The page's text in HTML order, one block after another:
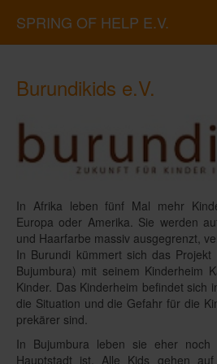
SPRING OF HELP E.V.
Burundikids e.V.
In Afrika leben fünf Mal mehr
Europa oder Amerika. Sie werden
und Haarfarbe massiv ausgegrenzt,
In Burundi kümmert sich das Projekt
Bujumbura) mit seinem Kinderheim
Kinder. Das Kinderheim befindet sich
die Situation und die Gefahr für die
prekärer sind.
In Bujumbura leben sie eher noch
Hauptstadt ist. Alle Kids gehen auf